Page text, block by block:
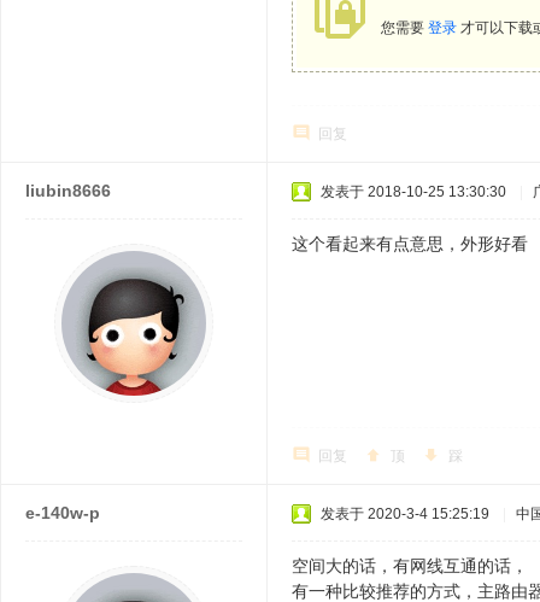
您需要 登录 才可以下载
回复
liubin8666 发表于 2018-10-25 13:30:30
这个看起来有点意思，外形好看
回复 顶 踩
e-140w-p 发表于 2020-3-4 15:25:19 中
空间大的话，有网线互通的话，
有一种比较推荐的方式，主路由